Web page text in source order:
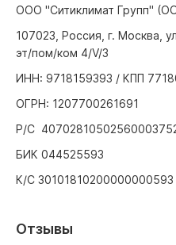
ООО "Ситиклимат Групп"
107023, Россия, г. Москва,
эт/пом/ком 4/V/3
ИНН: 9718159393 / КПП
ОГРН: 1207700261691
Р/С
БИК 044525593
К/С 30101810200000000593
Отзывы